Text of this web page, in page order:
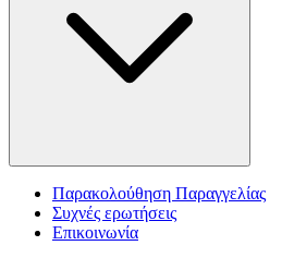
Παρακολούθηση Παραγγελίας
Συχνές ερωτήσεις
Επικοινωνία